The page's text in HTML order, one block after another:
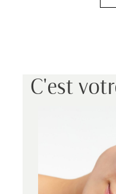
C'est